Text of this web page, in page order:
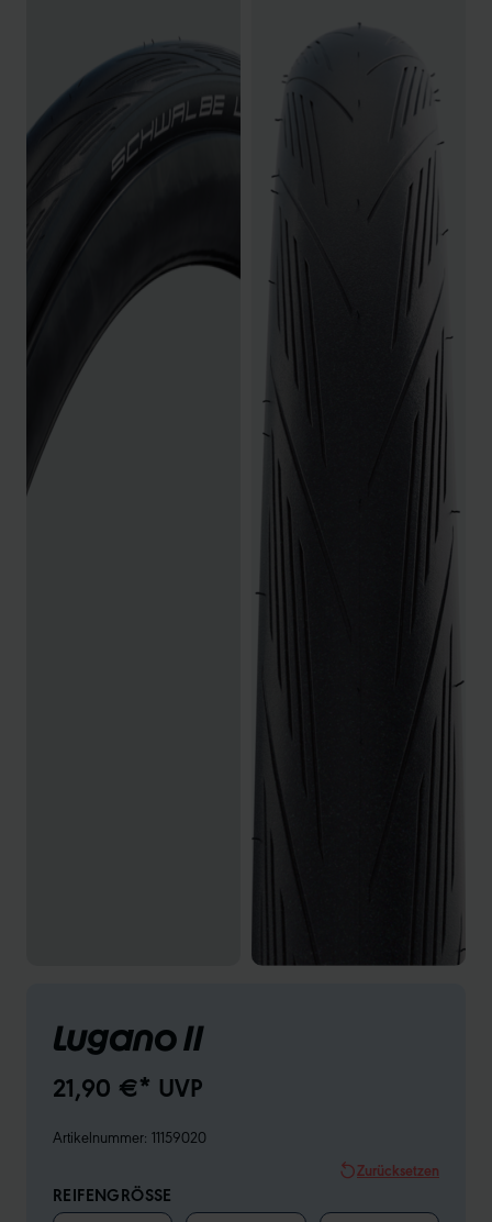
Lugano II
21,90 €* UVP
Artikelnummer: 11159020
Zurücksetzen
REIFENGRÖSSE